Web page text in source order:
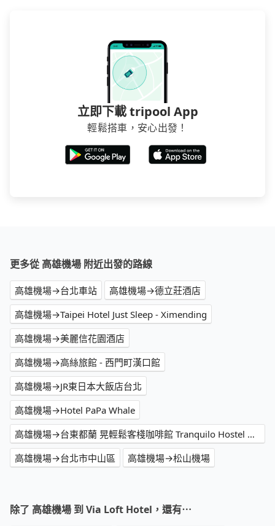
立即下載 tripool App
輕鬆搭車，安心出發！
更多從 高雄機場 附近出發的路線
高雄機場→台北車站
高雄機場→德立莊酒店
高雄機場→Taipei Hotel Just Sleep - Ximending
高雄機場→美麗信花園酒店
高雄機場→高絲旅館 - 西門町漢口館
高雄機場→JR東日本大飯店台北
高雄機場→Hotel PaPa Whale
高雄機場→台東都蘭 晃輕鬆客棧咖啡館 Tranquilo Hostel & Cafe
高雄機場→台北市中山區
高雄機場→松山機場
除了 高雄機場 到 Via Loft Hotel，還有⋯